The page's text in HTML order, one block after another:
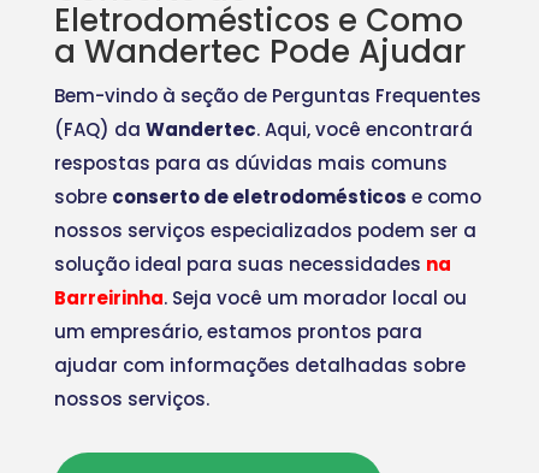
Eletrodomésticos e Como
a Wandertec Pode Ajudar
Bem-vindo à seção de Perguntas Frequentes
(FAQ) da Wandertec. Aqui, você encontrará
respostas para as dúvidas mais comuns
sobre conserto de eletrodomésticos e como
nossos serviços especializados podem ser a
solução ideal para suas necessidades na
Barreirinha. Seja você um morador local ou
um empresário, estamos prontos para
ajudar com informações detalhadas sobre
nossos serviços.